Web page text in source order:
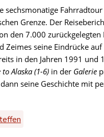
sechsmonatige
Grenze. Der
den 7.000
seine Eindrücke
in den Jahren 1991
to Alaska (1-6) in der Galerie
seine Geschichte mit